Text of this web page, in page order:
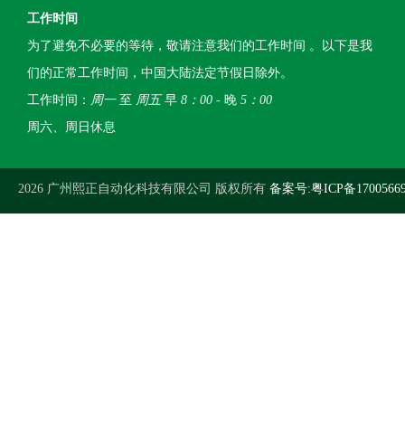
工作时间
为了避免不必要的等待，敬请注意我们的工作时间 。以下是我
们的正常工作时间，中国大陆法定节假日除外。
工作时间： 周一至 周五早 8：00 - 晚 5：00
周六、周日休息
2026 广州熙正自动化科技有限公司 版权所有 备案号:粤ICP备